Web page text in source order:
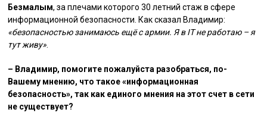
Безмалым, за плечами которого 30 летний стаж в сфере
информационной безопасности. Как сказал Владимир:
«безопасностью занимаюсь ещё с армии. Я в IT не работаю – я
тут живу»
– Владимир, помогите пожалуйста разобраться, по-
Вашему мнению, что такое «информационная
безопасность», так как единого мнения на этот счет в сети
не существует?